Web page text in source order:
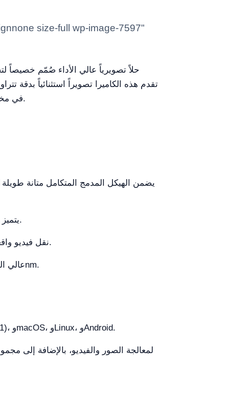
في مختبرات البحث والبيئات التعليمية ومراقبة الجودة الصناعية الذين يسعون إلى الدقة، ودقة اللون، والتكامل السلس.
يتميز بتقنية معالجة ألوان متقدمة تضمن درجات ألوان طبيعية وحيوية في كل لقطة.
توفر واجهة USB 2.0 نقل فيديو واقعي مباشر بسلاسة، مما يسهل المراقبة على الشاشة مباشرة.
مصممة بمرشح IR-CUT عالي الجودة لحماية المستشعر وتحسين النطاق الطيفي بين 380–650nm.
نعم، تدعم الكاميرا Windows (من Windows XP حتى Windows 11)، وmacOS، وLinux، وAndroid.